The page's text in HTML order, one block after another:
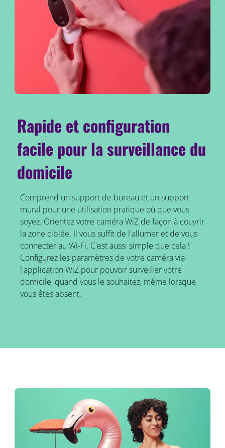
Rapide et configuration
facile pour la surveillance du
domicile
Comprend un support de bureau et un support
mural pour une utilisation pratique où que vous
soyez. Orientez votre caméra WiZ de façon à couvrir
la zone ciblée. Il vous suffit de l'allumer et de vous
connecter au Wi-Fi. C'est aussi simple que cela !
Configurez les paramètres de votre caméra via
l'application WiZ pour pouvoir surveiller votre
domicile, quand vous le souhaitez, même lorsque
vous êtes absent.